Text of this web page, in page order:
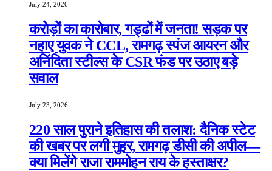
July 24, 2026
करोड़ों का कारोबार, गड्ढों में जनता! सड़क पर
नहाए युवक ने CCL, रामगढ़ स्पंज आयरन और
अनिंदिता स्टील्स के CSR फंड पर उठाए बड़े
सवाल
July 23, 2026
220 साल पुराने इतिहास की तलाश: दैनिक स्टेट
की खबर पर लगी मुहर, रामगढ़ डीसी की अपील—
क्या मिलेंगे राजा राममोहन राय के हस्ताक्षर?